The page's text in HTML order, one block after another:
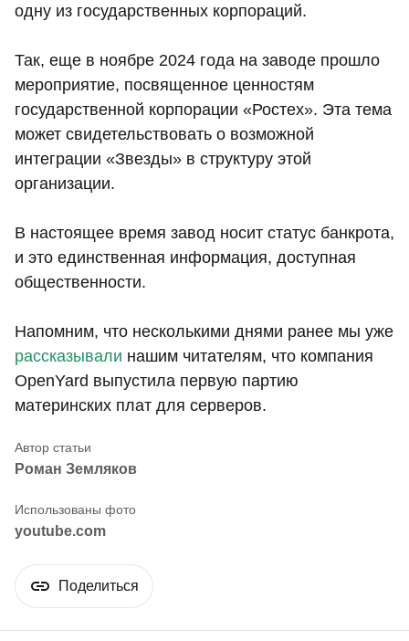
одну из государственных корпораций.
Так, еще в ноябре 2024 года на заводе прошло
мероприятие, посвященное ценностям
государственной корпорации «Ростех». Эта тема
может свидетельствовать о возможной
интеграции «Звезды» в структуру этой
организации.
В настоящее время завод носит статус банкрота,
и это единственная информация, доступная
общественности.
Напомним, что несколькими днями ранее мы уже
рассказывали нашим читателям, что компания
OpenYard выпустила первую партию
материнских плат для серверов.
Роман Земляков
youtube.com
Поделиться